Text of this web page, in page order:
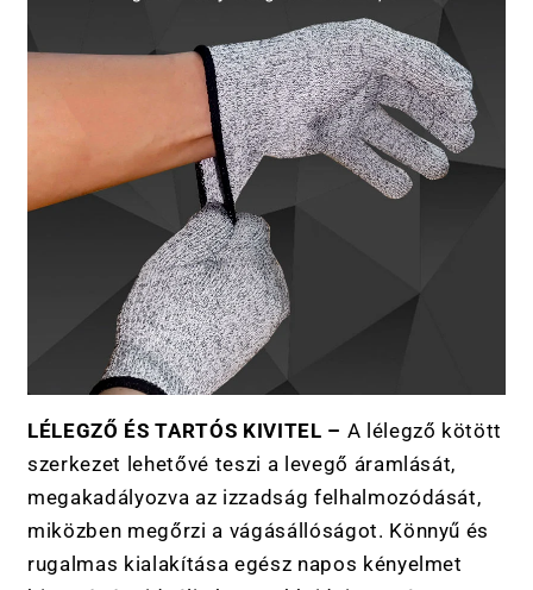
LÉLEGZŐ ÉS TARTÓS KIVITEL – A lélegző kötött
szerkezet lehetővé teszi a levegő áramlását,
megakadályozva az izzadság felhalmozódását,
miközben megőrzi a vágásállóságot. Könnyű és
rugalmas kialakítása egész napos kényelmet